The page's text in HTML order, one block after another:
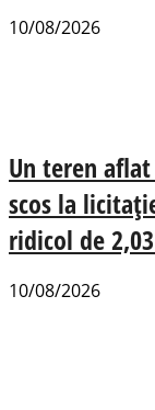
10/08/2026
Un teren
scos la
ridicol de
10/08/2026